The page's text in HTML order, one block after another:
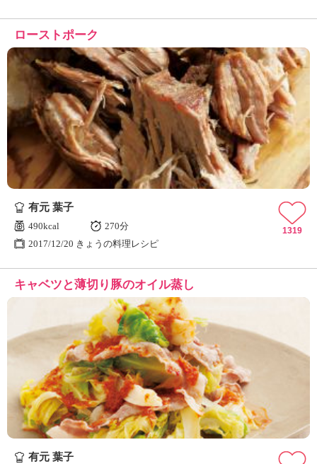
ローストポーク
有元 葉子
490kcal
270分
2017/12/20 きょうの料理レシピ
1319
キャベツと薄切り豚のオイル蒸し
有元 葉子